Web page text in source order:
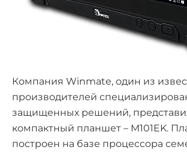
Компания Winmate, один из
производителей
защищенных решений,
компактный планшет – M101EK.
построен на базе процессора